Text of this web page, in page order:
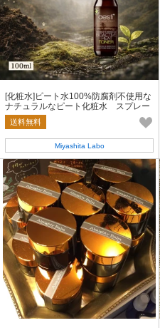
[化粧水]ピート水100%防腐剤不使用な
ナチュラルなピート化粧水 スプレー
タイプ
送料無料
Miyashita Labo